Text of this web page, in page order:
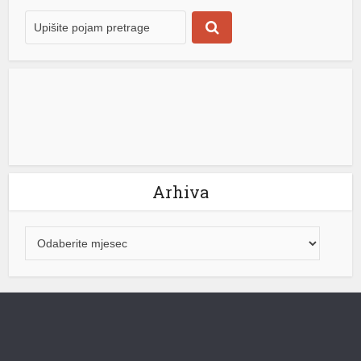
narednih 16 godina svakodnevno je prelazio […]
Arhiva